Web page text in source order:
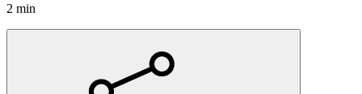
2 min